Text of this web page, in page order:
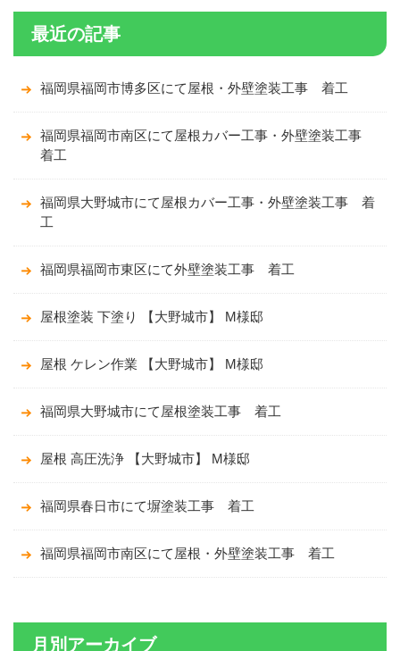
最近の記事
福岡県福岡市博多区にて屋根・外壁塗装工事 着工
福岡県福岡市南区にて屋根カバー工事・外壁塗装工事
着工
福岡県大野城市にて屋根カバー工事・外壁塗装工事 着
工
福岡県福岡市東区にて外壁塗装工事 着工
屋根塗装 下塗り 【大野城市】 M様邸
屋根 ケレン作業 【大野城市】 M様邸
福岡県大野城市にて屋根塗装工事 着工
屋根 高圧洗浄 【大野城市】 M様邸
福岡県春日市にて塀塗装工事 着工
福岡県福岡市南区にて屋根・外壁塗装工事 着工
月別アーカイブ